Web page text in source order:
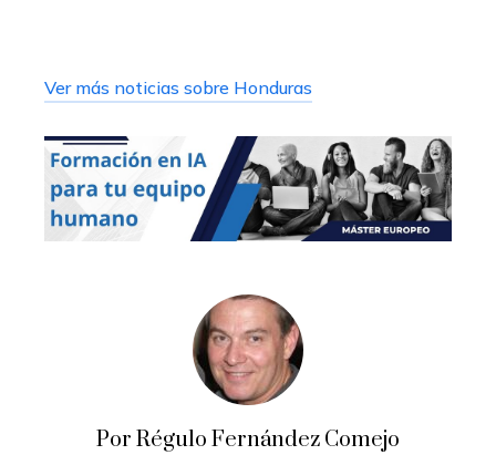
Ver más noticias sobre Honduras
Por Régulo Fernández Comejo